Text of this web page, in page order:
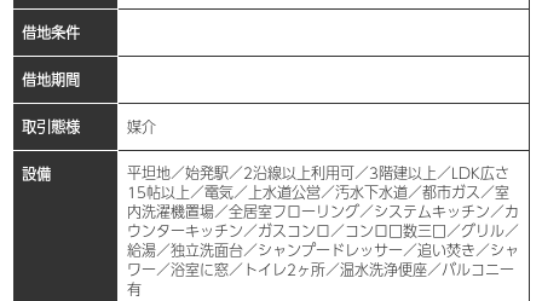
借地条件
借地期間
取引態様 媒介
設備
平坦地／始発駅／2沿線以上利用可／3階建以上／LDK広さ
15帖以上／電気／上水道公営／汚水下水道／都市ガス／室
内洗濯機置場／全居室フローリング／システムキッチン／カ
ウンターキッチン／ガスコンロ／コンロ口数三口／グリル／
給湯／独立洗面台／シャンプードレッサー／追い焚き／シャ
ワー／浴室に窓／トイレ2ヶ所／温水洗浄便座／バルコニー
有